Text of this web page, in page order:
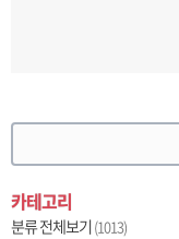
카테고리
분류 전체보기(1013)